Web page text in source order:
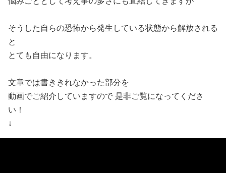
そうした自らの恐怖から発生している状態から解放される
と
とても自由になります。
文章では書ききれなかった部分を
動画でご紹介していますので 是非ご覧になってくださ
い！
↓